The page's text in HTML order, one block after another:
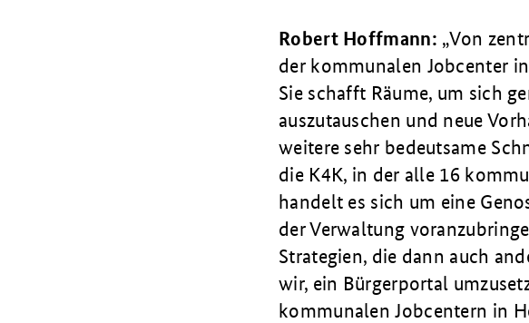
Robert Hoffmann: Von
der kommunalen Jobcenter
Sie schafft Räume, um sich
auszutauschen und neue
weitere sehr bedeutsame
die K4K, in der alle 16
handelt es sich um eine
der Verwaltung
Strategien, die dann auch
wir, ein Bürgerportal
kommunalen Jobcentern in